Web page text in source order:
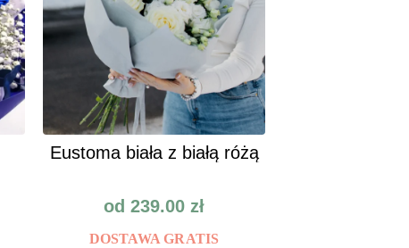
Eustoma biała z białą różą
od 239.00 zł
DOSTAWA GRATIS